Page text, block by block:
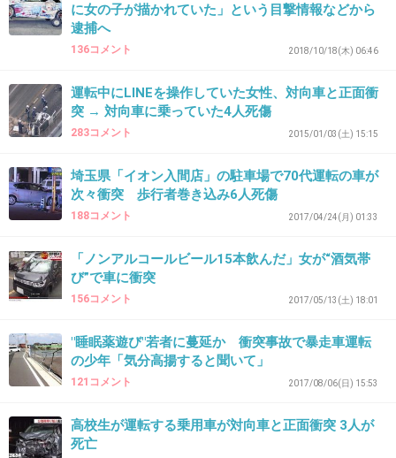
39. 匿名2018/10/26(金) 10:57:52
飲酒運転ではないんだよね？
+2 -0
地味な車だねぇ。社用車とか？
-0
41. 匿名2018/10/26(金) 10:58:04
テロかと思うよね。
+4 -0
42. 匿名2018/10/26(金) 10:58:07
に女の子が描かれていた」という目撃情報などから
逮捕へ
136コメント 2018/10/18(木) 06:46
運転中にLINEを操作していた女性、対向車と正面衝
突 → 対向車に乗っていた4人死傷
283コメント 2015/01/03(土) 15:15
埼玉県「イオン入間店」の駐車場で70代運転の車が
次々衝突 歩行者巻き込み6人死傷
188コメント 2017/04/24(月) 01:33
「ノンアルコールビール15本飲んだ」女が“酒気帯
び”で車に衝突
156コメント 2017/05/13(土) 18:01
"睡眠薬遊び"若者に蔓延か 衝突事故で暴走車運転
の少年「気分高揚すると聞いて」
121コメント 2017/08/06(日) 15:53
高校生が運転する乗用車が対向車と正面衝突 3人が
死亡